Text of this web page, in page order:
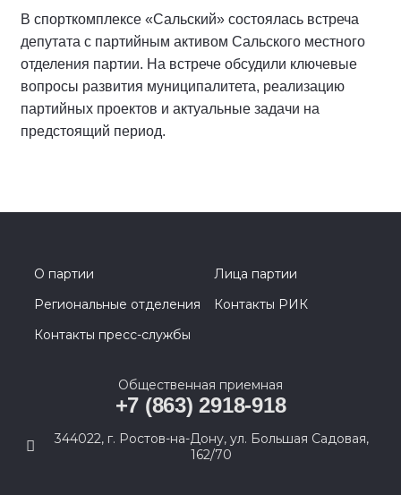
В спорткомплексе «Сальский» состоялась встреча
депутата с партийным активом Сальского местного
отделения партии. На встрече обсудили ключевые
вопросы развития муниципалитета, реализацию
партийных проектов и актуальные задачи на
предстоящий период.
О партии
Лица партии
Региональные отделения
Контакты РИК
Контакты пресс-службы
Общественная приемная
+7 (863) 2918-918
344022, г. Ростов-на-Дону, ул. Большая Садовая,
162/70